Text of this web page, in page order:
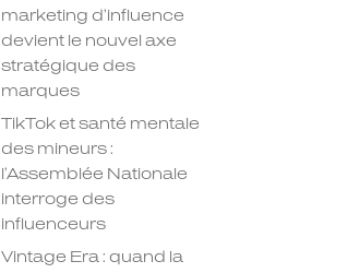
marketing d’influence
devient le nouvel axe
stratégique des
marques
TikTok et santé mentale
des mineurs :
l’Assemblée Nationale
interroge des
influenceurs
Vintage Era : quand la